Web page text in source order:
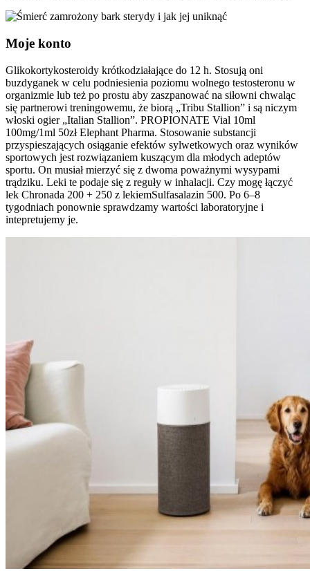
Moje konto
Glikokortykosteroidy krótkodziałające do 12 h. Stosują oni
buzdyganek w celu podniesienia poziomu wolnego testosteronu w
organizmie lub też po prostu aby zaszpanować na siłowni chwaląc
się partnerowi treningowemu, że biorą „Tribu Stallion” i są niczym
włoski ogier „Italian Stallion”. PROPIONATE Vial 10ml
100mg/1ml 50zł Elephant Pharma. Stosowanie substancji
przyspieszających osiąganie efektów sylwetkowych oraz wyników
sportowych jest rozwiązaniem kuszącym dla młodych adeptów
sportu. On musiał mierzyć się z dwoma poważnymi wysypami
trądziku. Leki te podaje się z reguły w inhalacji. Czy mogę łączyć
lek Chronada 200 + 250 z lekiemSulfasalazin 500. Po 6–8
tygodniach ponownie sprawdzamy wartości laboratoryjne i
intepretujemy je.